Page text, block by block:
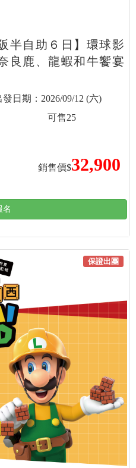
半自助６日】環球影
良鹿、龍蝦和牛饗宴
2026/09/12 (六)
銷售價$32,900
可售25
名
保證出團